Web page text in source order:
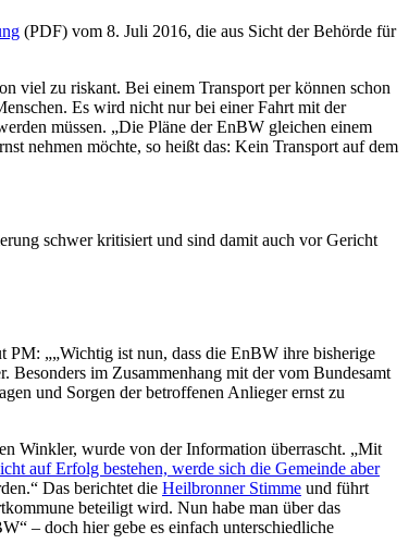
(PDF) vom 8. Juli 2016, die aus Sicht der Behörde für
viel zu riskant. Bei einem Transport per können schon
Es wird nicht nur bei einer Fahrt mit der
müssen. „Die Pläne der EnBW gleichen einem
nehmen möchte, so heißt das: Kein Transport auf dem
schwer kritisiert und sind damit auch vor Gericht
PM: „„Wichtig ist nun, dass die EnBW ihre bisherige
im Zusammenhang mit der vom Bundesamt
und Sorgen der betroffenen Anlieger ernst zu
Winkler, wurde von der Information überrascht. „Mit
auf Erfolg bestehen, werde sich die Gemeinde aber
Das berichtet die Heilbronner Stimme und führt
beteiligt wird. Nun habe man über das
– doch hier gebe es einfach unterschiedliche